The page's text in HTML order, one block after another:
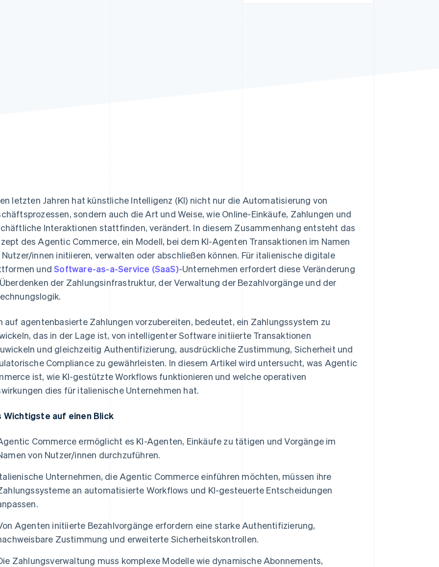
letzten Jahren hat künstliche Intelligenz (KI) nicht nur die Automatisierung von
sondern auch die Art und Weise, wie Online-Einkäufe, Zahlungen und
Interaktionen stattfinden, verändert. In diesem Zusammenhang entsteht das
des Agentic Commerce, ein Modell, bei dem KI-Agenten Transaktionen im Namen
Nutzer/innen initiieren, verwalten oder abschließen können. Für italienische digitale
undSoftware-as-a-Service (SaaS)-Unternehmen erfordert diese Veränderung
der Zahlungsinfrastruktur, der Verwaltung der Bezahlvorgänge und der
auf agentenbasierte Zahlungen vorzubereiten, bedeutet, ein Zahlungssystem zu
das in der Lage ist, von intelligenter Software initiierte Transaktionen
und gleichzeitig Authentifizierung, ausdrückliche Zustimmung, Sicherheit und
Compliance zu gewährleisten. In diesem Artikel wird untersucht, was Agentic
ist, wie KI-gestützte Workflows funktionieren und welche operativen
dies für italienische Unternehmen hat.
Wichtigste auf einen Blick
Commerce ermöglicht es KI-Agenten, Einkäufe zu tätigen und Vorgänge im
von Nutzer/innen durchzuführen.
Unternehmen, die Agentic Commerce einführen möchten, müssen ihre
an automatisierte Workflows und KI-gesteuerte Entscheidungen
Agenten initiierte Bezahlvorgänge erfordern eine starke Authentifizierung,
Zustimmung und erweiterte Sicherheitskontrollen.
Zahlungsverwaltung muss komplexe Modelle wie dynamische Abonnements,